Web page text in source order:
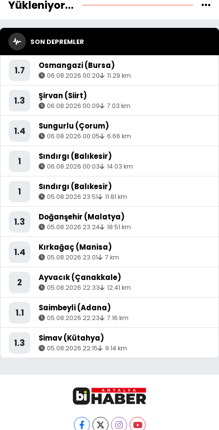
Yükleniyor...
SON DEPREMLER
1.7 Osmangazi (Bursa)
06.08.2026 00:20 11.29 km
1.3 Şirvan (Siirt)
06.08.2026 00:09 7.03 km
1.4 Sungurlu (Çorum)
06.08.2026 00:05 6.66 km
1 Sındırgı (Balıkesir)
06.08.2026 00:03 14.03 km
1 Sındırgı (Balıkesir)
05.08.2026 23:51 11.81 km
1.3 Doğanşehir (Malatya)
05.08.2026 23:24 18.51 km
1.4 Kırkağaç (Manisa)
05.08.2026 23:01 7 km
2 Ayvacık (Çanakkale)
05.08.2026 22:33 12.41 km
1.1 Saimbeyli (Adana)
05.08.2026 22:23 7.16 km
1.3 Simav (Kütahya)
05.08.2026 22:15 9.14 km